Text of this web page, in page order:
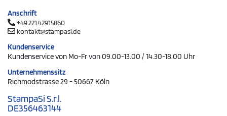
Anschrift
+49 221 42915860
kontakt@stampasi.de
Kundenservice
Kundenservice von Mo-Fr von 09.00-13.00 / 14.30-18.00 Uhr
Unternehmenssitz
Richmodstrasse 29 - 50667 Köln
StampaSi S.r.l.
DE356463144